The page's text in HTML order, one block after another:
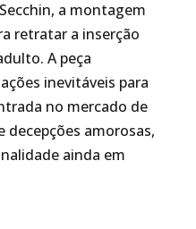
a montagem
retratar a inserção
A peça
inevitáveis para
no mercado de
decepções amorosas,
ainda em